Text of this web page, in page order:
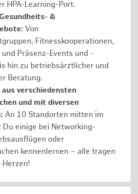
HPA-Learning-Port.
&
Von
Fitnesskooperationen,
Präsenz-Events und -
hin zu betriebsärztlicher und
Beratung.
verschiedensten
und mit diversen
An 10 Standorten mitten im
Du einige bei Networking-
oder
kennenlernen – alle tragen
Herzen!